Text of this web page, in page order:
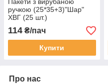
Пакети з вирубаною
ручкою (25*35+3)"Шар"
ХВГ (25 шт.)
114 ₴/пач
Купити
Про нас